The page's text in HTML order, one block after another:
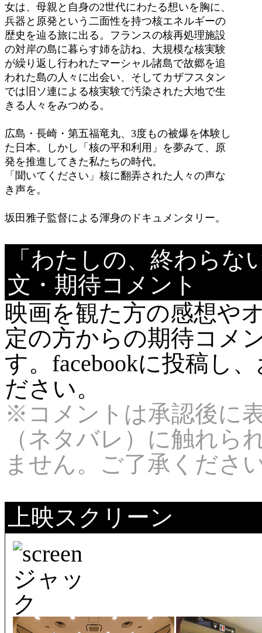
女は、母親と自身の2世代にわたる想いを胸に、
兵器と原発という二面性を持つ核エネルギーの
歴史を辿る旅に出る。フランスの核再処理施設
の対岸の島に暮らす姉を訪ね、大規模な核実験
が繰り返し行われたマーシャル諸島で故郷を追
われた島の人々に出会い、そしてカザフスタン
では旧ソ連による核実験で汚染された大地で生
きる人々をみつめる。
広島・長崎・第五福竜丸、3度もの被爆を体験し
た日本。しかし「核の平和利用」を夢みて、原
発を推進してきた私たちの時代。
「聞いてください」核に翻弄された人々の声な
き声を。
坂田雅子監督による渾身のドキュメンタリー。
「わたしの、終わら
文・期待コメント
映画を観た方の感想や
定の方からの期待コメ
す。facebookに投稿し
ださい。
※コメントは承認後に
（ネタバレ）に触れら
ません。ご了承くださ
上映スクリーン